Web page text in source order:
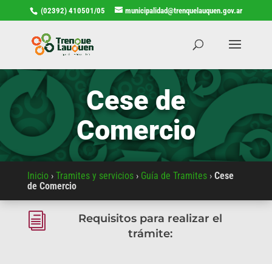
(02392) 410501/05 municipalidad@trenquelauquen.gov.ar
Cese de
Comercio
Inicio› Tramites y servicios› Guía de Tramites› Cese
de Comercio
i
Requisitos para realizar el
trámite: